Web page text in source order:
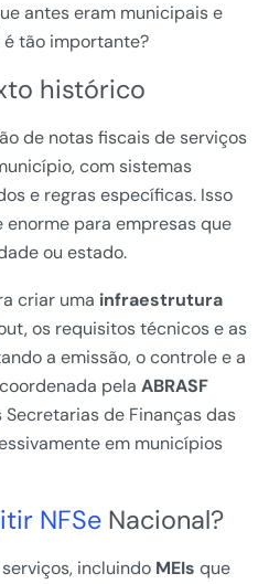
antes eram municipais e
é tão importante?
histórico
de notas fiscais de serviços
com sistemas
e regras específicas. Isso
para empresas que
ou estado.
criar uma infraestrutura
os requisitos técnicos e as
a emissão, o controle e a
pela ABRASF
de Finanças das
em municípios
NFSe Nacional?
incluindo MEIs que